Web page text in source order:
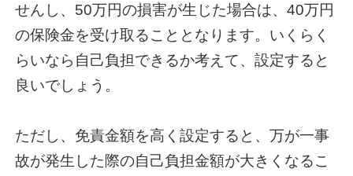
せんし、50万円の損害が生じた場合は、40万円
の保険金を受け取ることとなります。いくらく
らいなら自己負担できるか考えて、設定すると
良いでしょう。
ただし、免責金額を高く設定すると、万が一事
故が発生した際の自己負担金額が大きくなるこ